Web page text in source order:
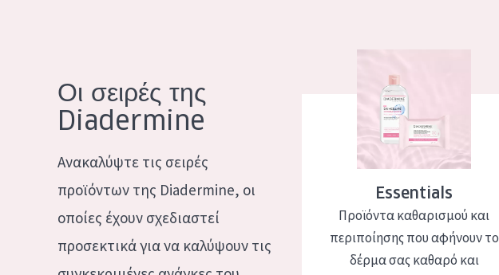
Οι σειρές της
Diadermine
Ανακαλύψτε τις σειρές
προϊόντων της Diadermine, οι
οποίες έχουν σχεδιαστεί
προσεκτικά για να καλύψουν τις
Essentials
Προϊόντα καθαρισμού και
περιποίησης που αφήνουν το
δέρμα σας καθαρό και